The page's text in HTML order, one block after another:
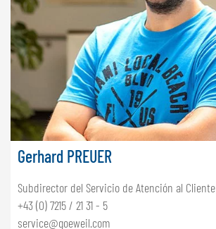
Gerhard PREUER
Subdirector del Servicio de Atención al Cliente
+43 (0) 7215 / 21 31 - 5
service@goeweil.com